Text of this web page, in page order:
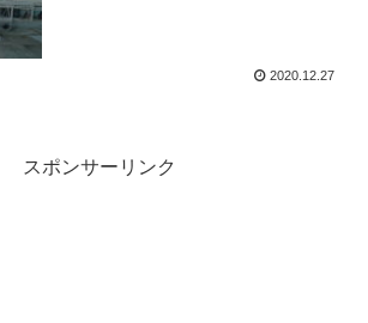
2020.12.27
スポンサーリンク